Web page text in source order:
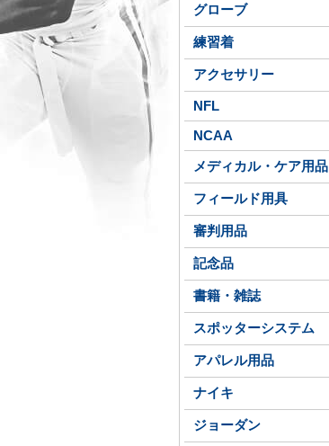
グローブ
練習着
アクセサリー
NFL
NCAA
メディカル・ケア用品
フィールド用具
審判用品
記念品
書籍・雑誌
スポッターシステム
アパレル用品
ナイキ
ジョーダン